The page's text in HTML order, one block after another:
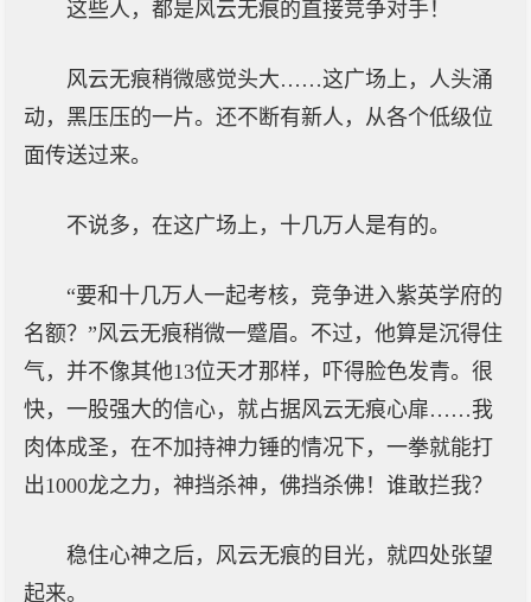
这些人，都是风云无痕的直接竞争对手！
风云无痕稍微感觉头大……这广场上，人头涌
动，黑压压的一片。还不断有新人，从各个低级位
面传送过来。
不说多，在这广场上，十几万人是有的。
“要和十几万人一起考核，竞争进入紫英学府的
名额？”风云无痕稍微一蹙眉。不过，他算是沉得住
气，并不像其他13位天才那样，吓得脸色发青。很
快，一股强大的信心，就占据风云无痕心扉……我
肉体成圣，在不加持神力锤的情况下，一拳就能打
出1000龙之力，神挡杀神，佛挡杀佛！谁敢拦我？
稳住心神之后，风云无痕的目光，就四处张望
起来。